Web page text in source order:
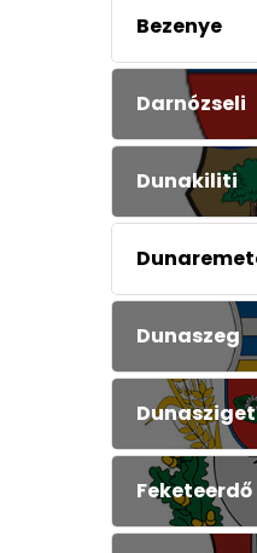
Bezenye
Darnózseli
Dunakiliti
Dunaszeg
Dunasziget
Feketeerdő